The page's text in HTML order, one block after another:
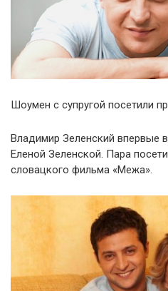
Шоумен с супругой посетили
Владимир Зеленский впервые
Еленой Зеленской. Пара
словацкого фильма «Межа».